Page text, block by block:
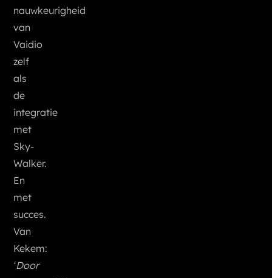
nauwkeurigheid
van
Vaidio
zelf
als
de
integratie
met
Sky-
Walker.
En
met
succes.
Van
Kekem:
‘Door